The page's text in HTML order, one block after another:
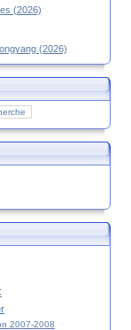
(2026)
(2026)
2007-2008